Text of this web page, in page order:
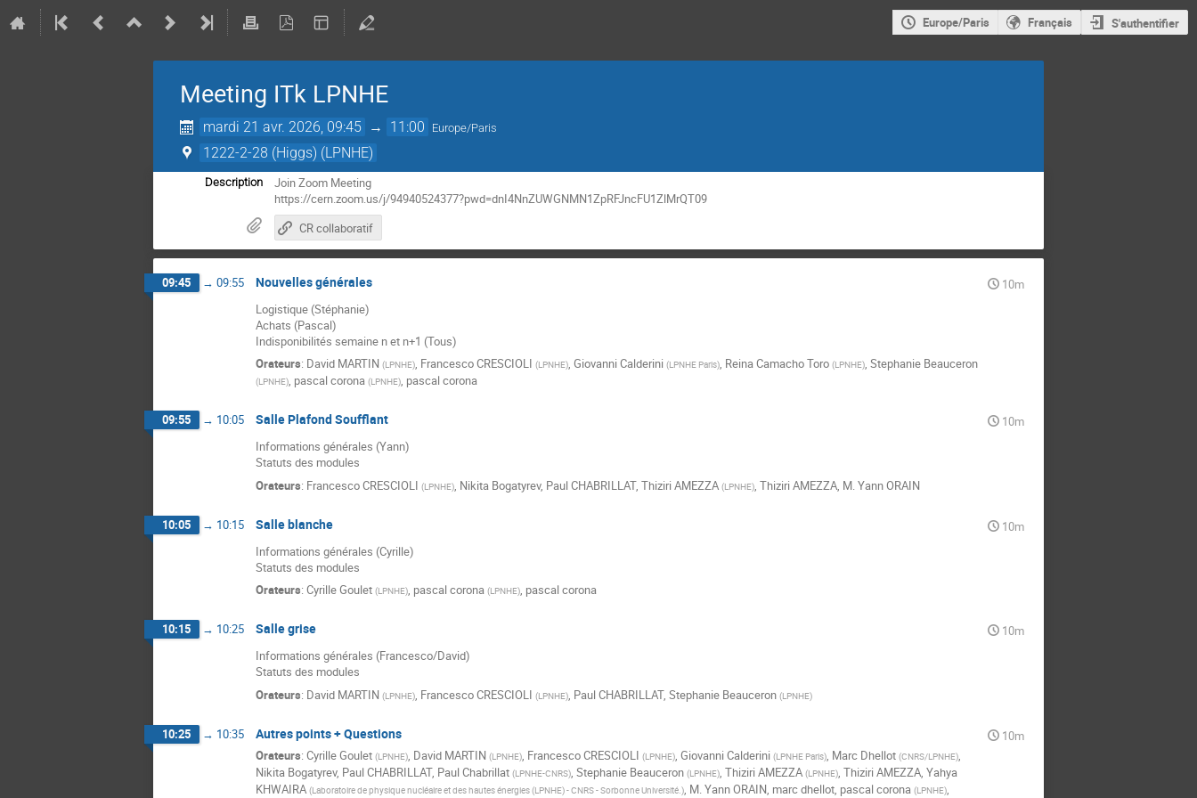
Europe/Paris Français S'authentifier
Meeting ITk LPNHE
mardi 21 avr. 2026, 09:45 → 11:00 Europe/Paris
1222-2-28 (Higgs) (LPNHE)
Description
Join Zoom Meeting
https://cern.zoom.us/j/94940524377?pwd=dnI4NnZUWGNMN1ZpRFJncFU1ZlMrQT09
CR collaboratif
09:45 → 09:55 Nouvelles générales
10m
Logistique (Stéphanie)
Achats (Pascal)
Indisponibilités semaine n et n+1 (Tous)
Orateurs: David MARTIN (LPNHE), Francesco CRESCIOLI (LPNHE), Giovanni Calderini (LPNHE Paris), Reina Camacho Toro (LPNHE), Stephanie Beauceron
(LPNHE), pascal corona (LPNHE), pascal corona
09:55 → 10:05 Salle Plafond Soufflant
10m
Informations générales (Yann)
Statuts des modules
Orateurs: Francesco CRESCIOLI (LPNHE), Nikita Bogatyrev, Paul CHABRILLAT, Thiziri AMEZZA (LPNHE), Thiziri AMEZZA, M.Yann ORAIN
10:05 → 10:15 Salle blanche
10m
Informations générales (Cyrille)
Statuts des modules
Orateurs: Cyrille Goulet (LPNHE), pascal corona (LPNHE), pascal corona
10:15 → 10:25 Salle grise
10m
Informations générales (Francesco/David)
Statuts des modules
Orateurs: David MARTIN (LPNHE), Francesco CRESCIOLI (LPNHE), Paul CHABRILLAT, Stephanie Beauceron (LPNHE)
10:25 → 10:35 Autres points + Questions
10m
Orateurs: Cyrille Goulet (LPNHE), David MARTIN (LPNHE), Francesco CRESCIOLI (LPNHE), Giovanni Calderini (LPNHE Paris), Marc Dhellot (CNRS/LPNHE),
Nikita Bogatyrev, Paul CHABRILLAT, Paul Chabrillat (LPNHE-CNRS), Stephanie Beauceron (LPNHE), Thiziri AMEZZA (LPNHE), Thiziri AMEZZA, Yahya
KHWAIRA (Laboratoire de physique nucléaire et des hautes énergies (LPNHE) - CNRS - Sorbonne Université.), M.Yann ORAIN, marc dhellot, pascal corona (LPNHE),